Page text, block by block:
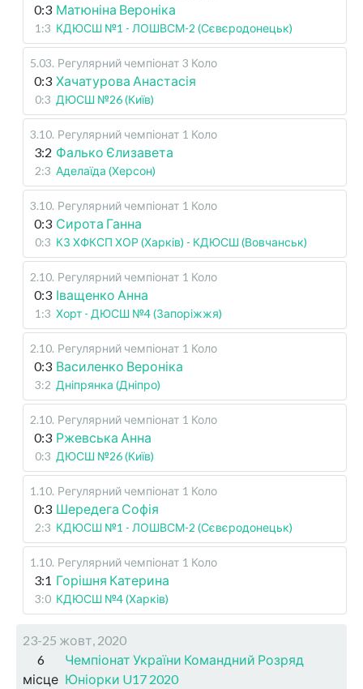
0:3 Матюніна Вероніка
1:3 КДЮСШ №1 - ЛОШВСМ-2 (Сєвєродонецьк)
5.03. Регулярний чемпіонат 3 Коло
0:3 Хачатурова Анастасія
0:3 ДЮСШ №26 (Київ)
3.10. Регулярний чемпіонат 1 Коло
3:2 Фалько Єлизавета
2:3 Аделаїда (Херсон)
3.10. Регулярний чемпіонат 1 Коло
0:3 Сирота Ганна
0:3 КЗ ХФКСП ХОР (Харків) - КДЮСШ (Вовчанськ)
2.10. Регулярний чемпіонат 1 Коло
0:3 Іващенко Анна
1:3 Хорт - ДЮСШ №4 (Запоріжжя)
2.10. Регулярний чемпіонат 1 Коло
0:3 Василенко Вероніка
3:2 Дніпрянка (Дніпро)
2.10. Регулярний чемпіонат 1 Коло
0:3 Ржевська Анна
0:3 ДЮСШ №26 (Київ)
1.10. Регулярний чемпіонат 1 Коло
0:3 Шередега Софія
2:3 КДЮСШ №1 - ЛОШВСМ-2 (Сєвєродонецьк)
1.10. Регулярний чемпіонат 1 Коло
3:1 Горішня Катерина
3:0 КДЮСШ №4 (Харків)
23-25 жовт, 2020
6
місце
Чемпіонат України Командний Розряд
Юніорки U17 2020